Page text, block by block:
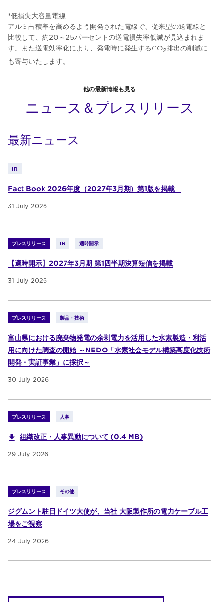
*低損失大容量電線
アルミ占積率を高めるよう開発された電線で、従来型の送電線と
比較して、約20～25パーセントの送電損失率低減が見込まれま
す。また送電効率化により、発電時に発生するCO2排出の削減に
も寄与いたします。
他の最新情報も見る
ニュース＆プレスリリース
最新ニュース
IR
Fact Book 2026年度（2027年3月期）第1版を掲載
31 July 2026
プレスリリース IR 適時開示
【適時開示】2027年3月期 第1四半期決算短信を掲載
31 July 2026
プレスリリース 製品・技術
富山県における廃棄物発電の余剰電力を活用した水素製造・利活
用に向けた調査の開始 ～NEDO「水素社会モデル構築高度化技術
開発・実証事業」に採択～
30 July 2026
プレスリリース 人事
組織改正・人事異動について (0.4 MB)
29 July 2026
プレスリリース その他
ジグムント駐日ドイツ大使が、当社 大阪製作所の電力ケーブル工
場をご視察
24 July 2026